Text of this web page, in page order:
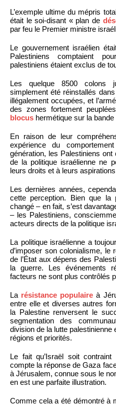
L’exemple ultime du mépris
était le soi-disant « plan de
par feu le Premier ministre
Le gouvernement israélien
Palestiniens comptaient
palestiniens étaient exclus de
Les quelque 8500 colons
simplement été réinstallés
illégalement occupées, et
des zones fortement
blocus hermétique sur la bande
En raison de leur
expérience du
génération, les Palestiniens
de la politique israélienne ne
leurs droits et à leurs
Les dernières années,
cette perception. Bien que la
changé – en fait, s’est
– les Palestiniens,
acteurs directs de la politique
La politique israélienne a
d’imposer son colonialisme, le
de l’État aux dépens des
la guerre. Les événements
facteurs ne sont plus contrôlés
La résistance populaire à
entre elle et diverses autres
la Palestine renversent le
segmentation des
division de la lutte palestinienne
régions et priorités.
Le fait qu’Israël soit
compte la réponse de Gaza
à Jérusalem, connue sous le
en est une parfaite illustration.
Comme cela a été démontré à